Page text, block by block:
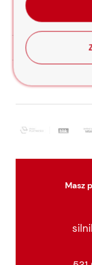
InPost Paczkomaty
Kurier DPD
Masz